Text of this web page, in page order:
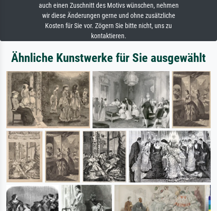
auch einen Zuschnitt des Motivs wünschen, nehmen
wir diese Änderungen gerne und ohne zusätzliche
Kosten für Sie vor. Zögern Sie bitte nicht, uns zu
kontaktieren.
Ähnliche Kunstwerke für Sie ausgewählt